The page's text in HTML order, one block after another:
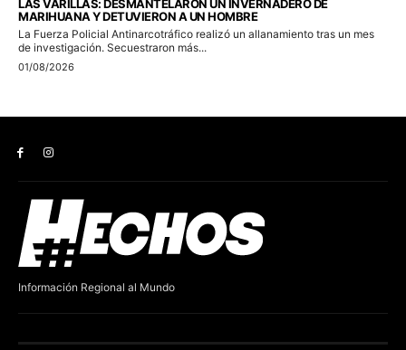
Información Regional al Mundo